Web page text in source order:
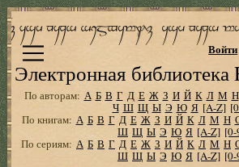
Электронная
Войти
По авторам: А Б В Г Д Е Ж З И Й К Л М Н
Ч Ш Щ Ы Э Ю Я [A-Z]
По книгам: А Б В Г Д Е Ж З И Й К Л М Н
Ш Щ Ы Э Ю Я [A-Z]
По сериям: А Б В Г Д Е Ж З И Й К Л М Н
Ш Щ Ы Э Ю Я [A-Z]